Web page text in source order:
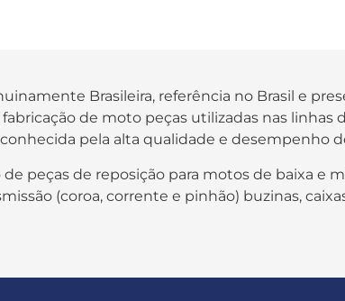
Brasileira, referência no Brasil e
de moto peças utilizadas nas
pela alta qualidade e desempenho
peças de reposição para motos de baixa e
(coroa, corrente e pinhão) buzinas,